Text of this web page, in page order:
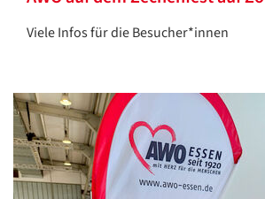
Viele Infos für die Besucher*innen